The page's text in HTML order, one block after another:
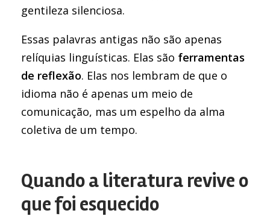
gentileza silenciosa.
Essas palavras antigas não são apenas
relíquias linguísticas. Elas são ferramentas
de reflexão. Elas nos lembram de que o
idioma não é apenas um meio de
comunicação, mas um espelho da alma
coletiva de um tempo.
Quando a literatura revive o
que foi esquecido